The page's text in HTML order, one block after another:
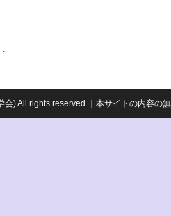
) All rights reserved.｜本サイトの内容の